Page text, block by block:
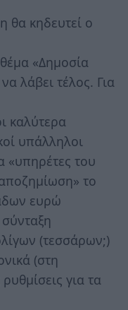
θα κηδευτεί ο
«Δημοσία
λάβει τέλος. Για
καλύτερα
υπάλληλοι
«υπηρέτες του
το
ευρώ
(τεσσάρων;)
(στη
για τα